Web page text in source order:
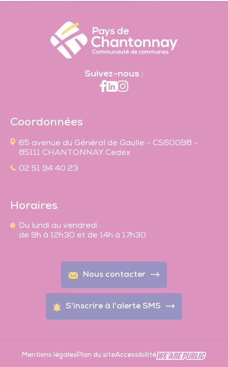
En 1 clic
Suivez-nous :
Coordonnées
65 avenue du Général de Gaulle - CS60098 -
85111 CHANTONNAY Cedex
02 51 94 40 23
Horaires
Du lundi au vendredi :
de 9h à 12h30 et de 14h à 17h30
Nous contacter
S'inscrire à l'alerte SMS
Mentions légalesPlan du siteAccessibilité